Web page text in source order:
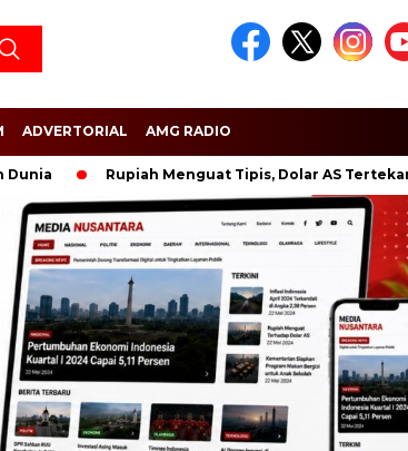
ADVERTORIAL AMG RADIO
Rupiah Menguat Tipis, Dolar AS Tertekan Global